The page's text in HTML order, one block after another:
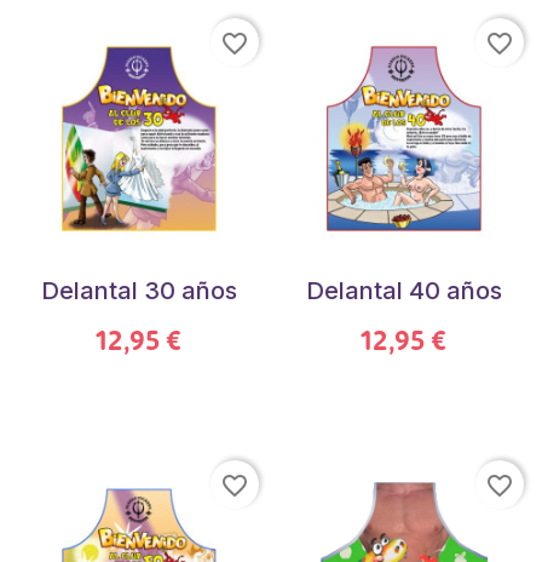
Delantal 30 años
12,95 €
favorite_border
Delantal 40 años
12,95 €
favorite_border
favorite_border favorite_border